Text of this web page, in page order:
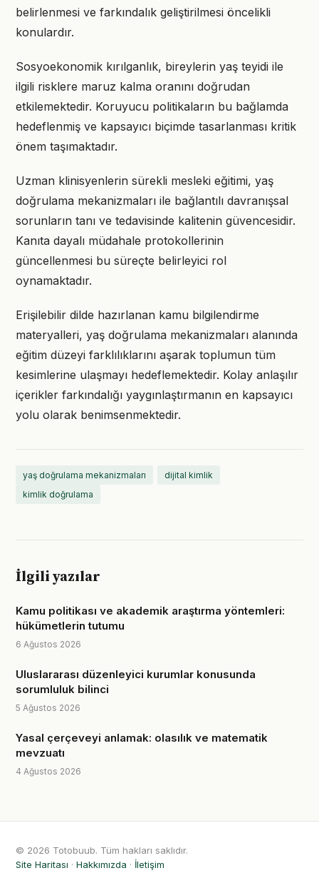
belirlenmesi ve farkındalık geliştirilmesi öncelikli
konulardır.
Sosyoekonomik kırılganlık, bireylerin yaş teyidi ile
ilgili risklere maruz kalma oranını doğrudan
etkilemektedir. Koruyucu politikaların bu bağlamda
hedeflenmiş ve kapsayıcı biçimde tasarlanması kritik
önem taşımaktadır.
Uzman klinisyenlerin sürekli mesleki eğitimi, yaş
doğrulama mekanizmaları ile bağlantılı davranışsal
sorunların tanı ve tedavisinde kalitenin güvencesidir.
Kanıta dayalı müdahale protokollerinin
güncellenmesi bu süreçte belirleyici rol
oynamaktadır.
Erişilebilir dilde hazırlanan kamu bilgilendirme
materyalleri, yaş doğrulama mekanizmaları alanında
eğitim düzeyi farklılıklarını aşarak toplumun tüm
kesimlerine ulaşmayı hedeflemektedir. Kolay anlaşılır
içerikler farkındalığı yaygınlaştırmanın en kapsayıcı
yolu olarak benimsenmektedir.
yaş doğrulama mekanizmaları
dijital kimlik
kimlik doğrulama
İlgili yazılar
Kamu politikası ve akademik araştırma yöntemleri:
hükümetlerin tutumu
6 Ağustos 2026
Uluslararası düzenleyici kurumlar konusunda
sorumluluk bilinci
5 Ağustos 2026
Yasal çerçeveyi anlamak: olasılık ve matematik
mevzuatı
4 Ağustos 2026
© 2026 Totobuub. Tüm hakları saklıdır.
Site Haritası · Hakkımızda · İletişim